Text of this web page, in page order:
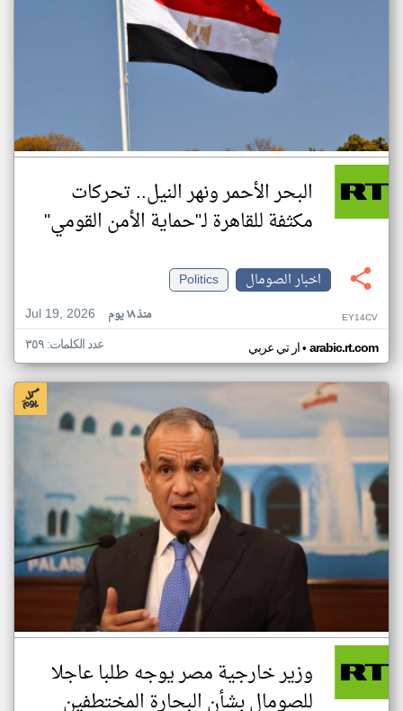
البحر الأحمر ونهر النيل.. تحركات
مكثفة للقاهرة لـ"حماية الأمن القومي"
اخبار الصومال
Politics
Jul 19, 2026
منذ ١٨ يوم EY14CV
ار تي عربي• arabic.rt.com عدد الكلمات: ٣٥٩
وزير خارجية مصر يوجه طلبا عاجلا
للصومال بشأن البحارة المختطفين